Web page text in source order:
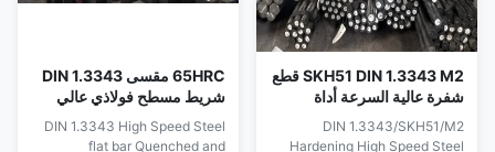
SKH51 DIN 1.3343 M2 قطع
شفرة عالية السرعة أداة
الصلب
DIN 1.3343/SKH51/M2
Hardening High Speed Steel
65HRC مقسى DIN 1.3343
شريط مسطح فولاذي عالي
السرعة
DIN 1.3343 High Speed Steel
flat bar Quenched and